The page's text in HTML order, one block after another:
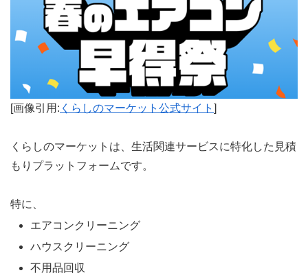
[画像引用: くらしのマーケット公式サイト ]
くらしのマーケットは、生活関連サービスに特化した見積
もりプラットフォームです。
特に、
エアコンクリーニング
ハウスクリーニング
不用品回収